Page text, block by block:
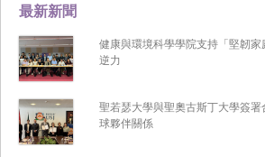
最新新聞
健康與環境科學學院支持「堅韌
逆力
聖若瑟大學與聖奧古斯丁大學簽
球夥伴關係